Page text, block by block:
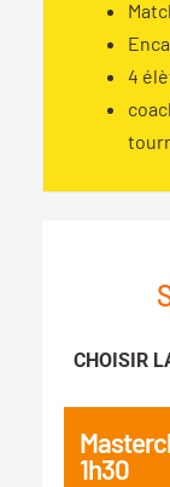
4
CHOISIR
1h30